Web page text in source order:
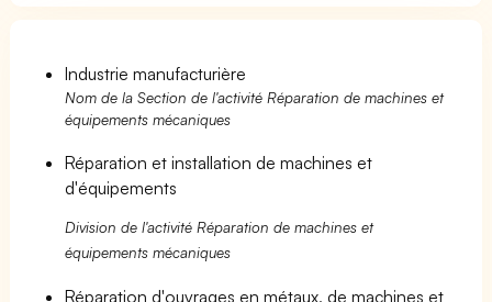
Industrie manufacturière
Nom de la Section de l'activité Réparation de machines et
équipements mécaniques
Réparation et installation de machines et
d'équipements
Division de l'activité Réparation de machines et
équipements mécaniques
Réparation d'ouvrages en métaux, de machines et